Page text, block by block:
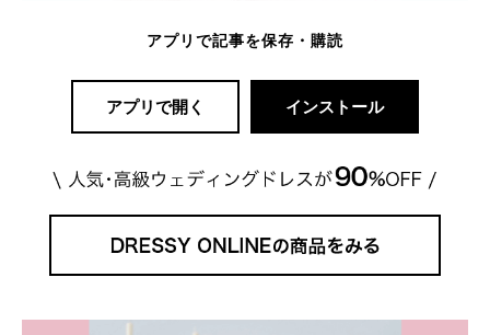
アプリで記事を保存・購読
アプリで開く インストール